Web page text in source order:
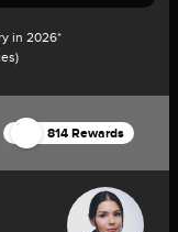
in 2026*
814 Rewards